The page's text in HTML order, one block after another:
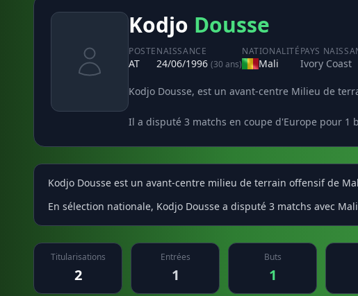
Kodjo Dousse
POSTE
AT
NAISSANCE
24/06/1996 (30 ans)
NATIONALITÉ
Mali
PAYS
Ivory Coast
Kodjo Dousse, est un avant-centre Milieu de
Il a disputé 3 matchs en coupe d'Europe pour 1
Kodjo Dousse est un avant-centre milieu de terrain offensif de
En sélection nationale, Kodjo Dousse a disputé 3 matchs avec
Titularisations
2
Entrées
1
Buts
1